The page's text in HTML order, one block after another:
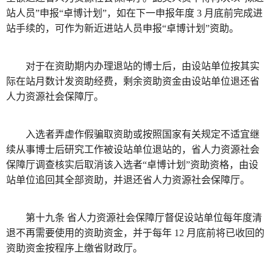
站人员”申报“卓博计划”，如在下一申报年度 3 月底前完成进
站手续的，可作为新近进站人员申报“卓博计划”资助。
对于在资助期内办理退站的博士后，由设站单位按其实
际在站月数计发资助经费，剩余资助资金由设站单位退还省
人力资源社会保障厅。
入选者弄虚作假骗取资助或按照国家有关规定不适宜继
续从事博士后研究工作被设站单位退站的，省人力资源社会
保障厅调查核实后取消该入选者“卓博计划”资助资格，由设
站单位追回其全部资助，并退还省人力资源社会保障厅。
第十九条 省人力资源社会保障厅督促设站单位每年度清
退不再需要使用的资助资金，并于每年 12 月底前将已收回的
资助资金按程序上缴省财政厅。